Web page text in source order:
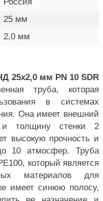
25 мм
2,0 мм
25х2,0 мм PN 10 SDR
труба, которая
в системах
Она имеет внешний
толщину стенки 2
высокую прочность и
10 атмосфер. Труба
который является
материалов для
имеет синюю полосу,